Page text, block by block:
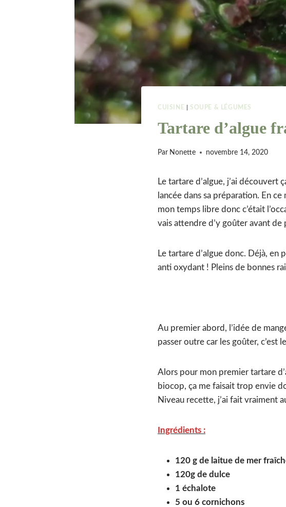
CUISINE SOUPE & LÉGUMES
Tartare d’algue
Par Nonette novembre 14, 2020
Le tartare d’algue, j’ai découvert
lancée dans sa préparation. En
mon temps libre donc c’était
vais attendre d’y goûter avant
Le tartare d’algue donc. Déjà, en
anti oxydant ! Pleins de bonnes
Au premier abord, l’idée de
passer outre car les goûter, c’est
Alors pour mon premier tartare
biocop, ça me faisait trop envie
Niveau recette, j’ai fait vraiment
Ingrédients :
120 g de laitue de mer
120g de dulce
1 échalote
5 ou 6 cornichons